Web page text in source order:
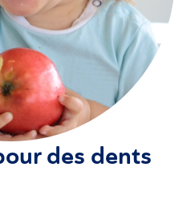
des dents